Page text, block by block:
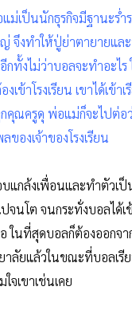
เป็นนักธุรกิจมีฐานะร่ำ
จึงทำให้ปู่ย่าตายายแล
กทั้งไม่ว่าบอลจะทำอะ
ข้าโรงเรียน เขาได้เข้
ณครูดุ พ่อแม่ก็จะไปต่
องเจ้าของโรงเรียน
แกล้งเพื่อนและทำตัวเ
นโต จนกระทั่งบอลได้
ในที่สุดบอลก็ต้องออกจ
ลัยแล้วในขณะที่บอลเรี
เขาเช่นเคย